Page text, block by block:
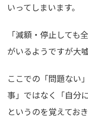
いってしまいます。
「減額・停止しても
がいるようですが大嘘
ここでの「問題ない
事」ではなく「自分
というのを覚えてお